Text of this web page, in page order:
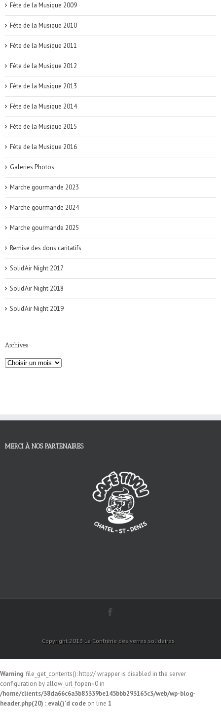
Fête de la Musique 2009
Fête de la Musique 2010
Fête de la Musique 2011
Fête de la Musique 2012
Fête de la Musique 2013
Fête de la Musique 2014
Fête de la Musique 2015
Fête de la Musique 2016
Galeries Photos
Marche gourmande 2023
Marche gourmande 2024
Marche gourmande 2025
Remise des dons caritatifs
Solid'Air Night 2017
Solid'Air Night 2018
Solid'Air Night 2019
Archives
MERCI À NOS PARTENAIRES
Copyright 2013 La Confrérie des verres solidaires
Warning: file_get_contents(): http:// wrapper is disabled in the server
configuration by allow_url_fopen=0 in
/home/clients/38da66c6a3b85339be145bbb293165c3/web/wp-blog-
header.php(20) : eval()'d code on line 1